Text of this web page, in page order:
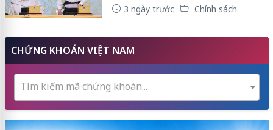
3 ngày trước Chính sách
CHỨNG KHOÁN VIỆT NAM
Tìm kiếm mã chứng khoán...